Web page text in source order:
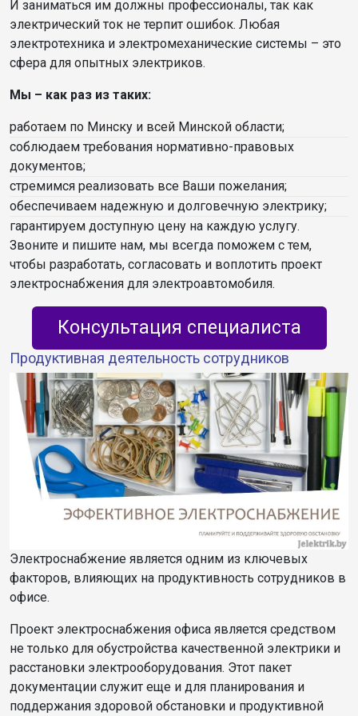
И заниматься им должны профессионалы, так как
электрический ток не терпит ошибок. Любая
электротехника и электромеханические системы – это
сфера для опытных электриков.
Мы – как раз из таких:
работаем по Минску и всей Минской области;
соблюдаем требования нормативно-правовых
документов;
стремимся реализовать все Ваши пожелания;
обеспечиваем надежную и долговечную электрику;
гарантируем доступную цену на каждую услугу.
Звоните и пишите нам, мы всегда поможем с тем,
чтобы разработать, согласовать и воплотить проект
электроснабжения для электроавтомобиля.
Консультация специалиста
Продуктивная деятельность сотрудников
Электроснабжение является одним из ключевых
факторов, влияющих на продуктивность сотрудников в
офисе.
Проект электроснабжения офиса является средством
не только для обустройства качественной электрики и
расстановки электрооборудования. Этот пакет
документации служит еще и для планирования и
поддержания здоровой обстановки и продуктивной